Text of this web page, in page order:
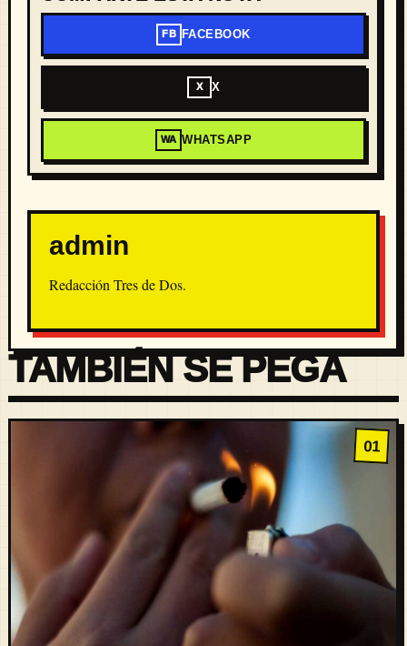
FB FACEBOOK
X X
WA WHATSAPP
admin
Redacción Tres de Dos.
TAMBIÉN SE PEGA
01